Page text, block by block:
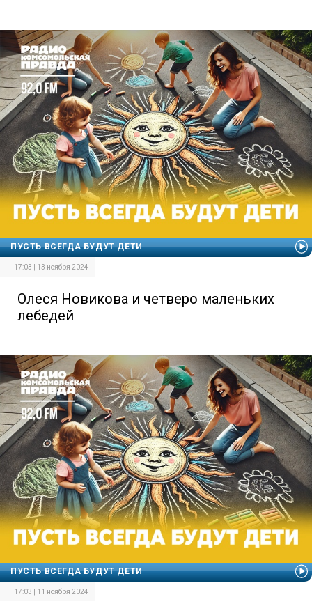
ПУСТЬ ВСЕГДА БУДУТ ДЕТИ
17:03 | 13 ноября 2024
Олеся Новикова и четверо маленьких
лебедей
ПУСТЬ ВСЕГДА БУДУТ ДЕТИ
17:03 | 11 ноября 2024